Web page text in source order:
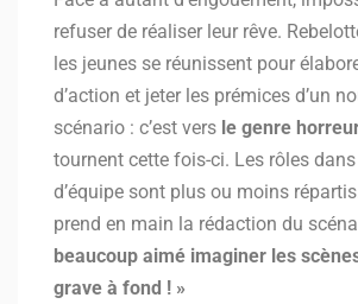
refuser de réaliser leur rêve.
les jeunes se réunissent pour
d’action et jeter les prémices d’un
scénario : c’est vers le genre
tournent cette fois-ci. Les rôles
d’équipe sont plus ou moins
prend en main la rédaction du
beaucoup aimé imaginer les
grave à fond ! »